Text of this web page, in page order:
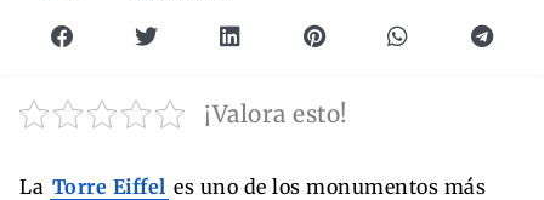
¡Valora esto!
La Torre Eiffel es uno de los monumentos más